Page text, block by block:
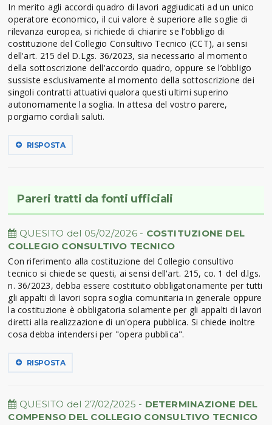
In merito agli accordi quadro di lavori aggiudicati ad un unico
operatore economico, il cui valore è superiore alle soglie di
rilevanza europea, si richiede di chiarire se l’obbligo di
costituzione del Collegio Consultivo Tecnico (CCT), ai sensi
dell'art. 215 del D.Lgs. 36/2023, sia necessario al momento
della sottoscrizione dell'accordo quadro, oppure se l’obbligo
sussiste esclusivamente al momento della sottoscrizione dei
singoli contratti attuativi qualora questi ultimi superino
autonomamente la soglia. In attesa del vostro parere,
porgiamo cordiali saluti.
RISPOSTA
Pareri tratti da fonti ufficiali
QUESITO del 05/02/2026 - COSTITUZIONE DEL
COLLEGIO CONSULTIVO TECNICO
Con riferimento alla costituzione del Collegio consultivo
tecnico si chiede se questi, ai sensi dell'art. 215, co. 1 del d.lgs.
n. 36/2023, debba essere costituito obbligatoriamente per tutti
gli appalti di lavori sopra soglia comunitaria in generale oppure
la costituzione è obbligatoria solamente per gli appalti di lavori
diretti alla realizzazione di un'opera pubblica. Si chiede inoltre
cosa debba intendersi per "opera pubblica".
RISPOSTA
QUESITO del 27/02/2025 - DETERMINAZIONE DEL
COMPENSO DEL COLLEGIO CONSULTIVO TECNICO